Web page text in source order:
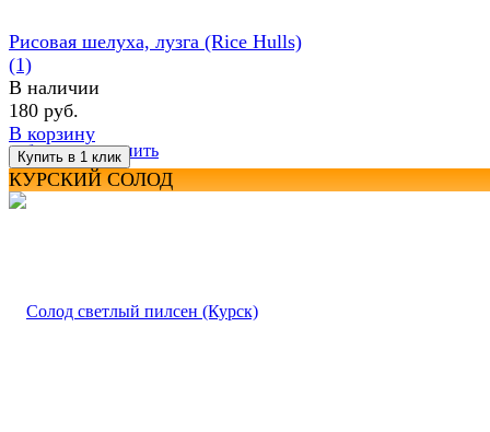
избранное сравнить
Рисовая шелуха, лузга (Rice Hulls)
(1)
В наличии
180 руб.
В корзину
КУРСКИЙ СОЛОД